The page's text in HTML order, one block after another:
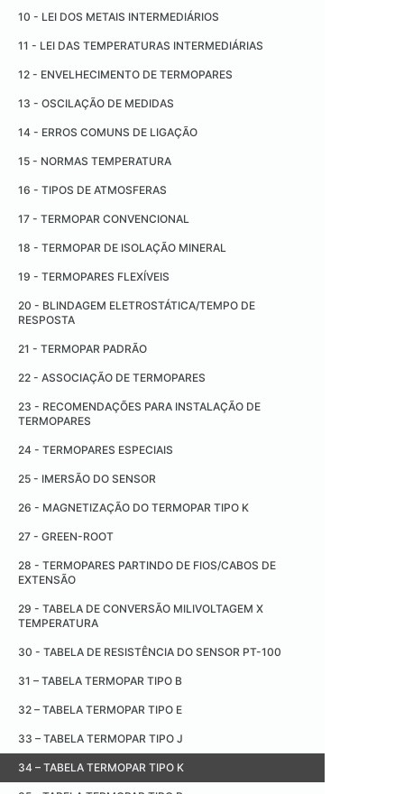
10 - LEI DOS METAIS INTERMEDIÁRIOS
11 - LEI DAS TEMPERATURAS INTERMEDIÁRIAS
12 - ENVELHECIMENTO DE TERMOPARES
13 - OSCILAÇÃO DE MEDIDAS
14 - ERROS COMUNS DE LIGAÇÃO
15 - NORMAS TEMPERATURA
16 - TIPOS DE ATMOSFERAS
17 - TERMOPAR CONVENCIONAL
18 - TERMOPAR DE ISOLAÇÃO MINERAL
19 - TERMOPARES FLEXÍVEIS
20 - BLINDAGEM ELETROSTÁTICA/TEMPO DE
RESPOSTA
21 - TERMOPAR PADRÃO
22 - ASSOCIAÇÃO DE TERMOPARES
23 - RECOMENDAÇÕES PARA INSTALAÇÃO DE
TERMOPARES
24 - TERMOPARES ESPECIAIS
25 - IMERSÃO DO SENSOR
26 - MAGNETIZAÇÃO DO TERMOPAR TIPO K
27 - GREEN-ROOT
28 - TERMOPARES PARTINDO DE FIOS/CABOS DE
EXTENSÃO
29 - TABELA DE CONVERSÃO MILIVOLTAGEM X
TEMPERATURA
30 - TABELA DE RESISTÊNCIA DO SENSOR PT-100
31 – TABELA TERMOPAR TIPO B
32 – TABELA TERMOPAR TIPO E
33 – TABELA TERMOPAR TIPO J
34 – TABELA TERMOPAR TIPO K